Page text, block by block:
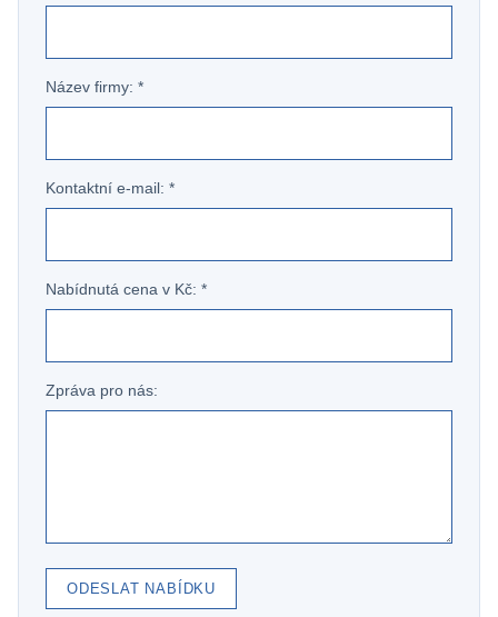
Název firmy: *
Kontaktní e-mail: *
Nabídnutá cena v Kč: *
Zpráva pro nás:
ODESLAT NABÍDKU